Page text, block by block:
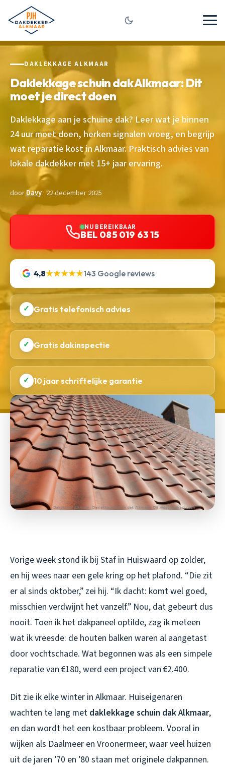
DAKLEKKAGE ALKMAAR
Daklekkage schuin dak Alkmaar: Dit
moet je direct doen
Daklekkage aan je schuine dak? Leer wat je binnen
24 uur moet doen, herken signalen vroeg, en begrijp
wat reparatie kost in Alkmaar. Praktisch advies van
lokale dakdekker met 15+ jaar ervaring.
doorDavy· 22 december 2025
NU BEREIKBAAR
BEL 085 019 63 15
4,8★★★★★143 Google reviews
✓ Gratis telefonisch advies
✓ Gratis dakinspectie
✓ 10 jaar schriftelijke garantie
Vorige week stond ik bij Staf in Huiswaard op zolder,
en hij wees naar een gele kring op het plafond. “Die zit
er al sinds oktober,” zei hij. “Ik dacht: komt wel goed,
misschien verdwijnt het vanzelf.” Nou, dat gebeurt dus
nooit. Toen ik het dakpaneel optilde, zag ik meteen
wat ik vreesde: de houten balken waren al aangetast
door vochtschade. Wat begonnen was als een simpele
reparatie van €180, werd een project van €2.400.
Dit zie ik elke winter in Alkmaar. Huiseigenaren
wachten te lang met daklekkage schuin dak Alkmaar,
en dan wordt het een kostbaar probleem. Vooral in
wijken als Daalmeer en Vroonermeer, waar veel huizen
uit de jaren ’70 en ’80 staan met originele dakpannen.